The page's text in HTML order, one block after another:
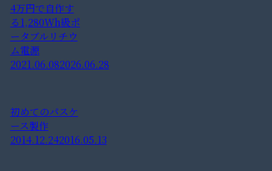
4万円で自作す
る1,280Wh級ポ
ータブルリチウ
ム電源
2021.06.082026.06.28
初めてのパスケ
ース製作
2014.12.242016.05.13